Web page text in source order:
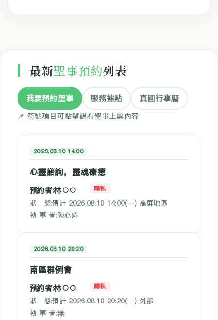
最新聖事預約列表
我要預約聖事 服務據點 真圓行事曆
📌 符號項目可點擊觀看聖事上稟內容
2026.08.10 14:00
心靈諮詢，靈魂療癒
預約者:林○○ 隱私
狀 態:預計 2026.08.10 14:00(一) 高屏地區
執 事 者:陳心綺
2026.08.10 20:20
南區群例會
預約者:林○○ 隱私
狀 態:預計 2026.08.10 20:20(一) 外部
執 事 者:無